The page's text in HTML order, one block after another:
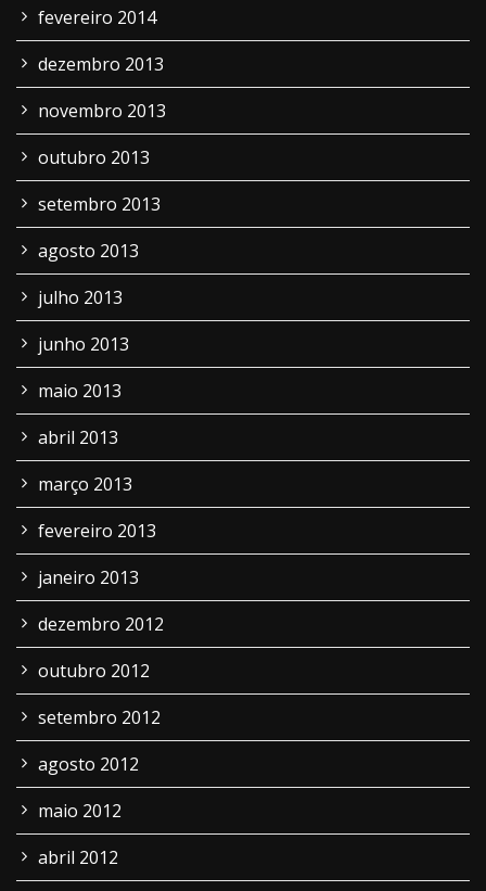
fevereiro 2014
dezembro 2013
novembro 2013
outubro 2013
setembro 2013
agosto 2013
julho 2013
junho 2013
maio 2013
abril 2013
março 2013
fevereiro 2013
janeiro 2013
dezembro 2012
outubro 2012
setembro 2012
agosto 2012
maio 2012
abril 2012